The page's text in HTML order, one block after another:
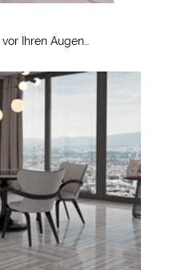
Ihren Augen…